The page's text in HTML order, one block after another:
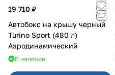
19 710 ₽
Автобокс на крышу черный
Turino Sport (480 л)
Аэродинамический
В наличии